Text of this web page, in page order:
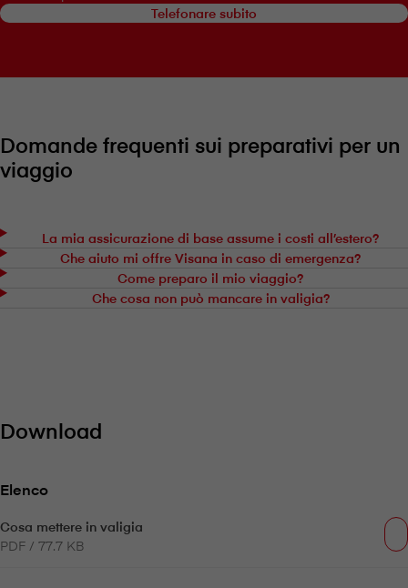
Telefonare subito
Domande frequenti sui preparativi per un
viaggio
La mia assicurazione di base assume i costi all’estero?
Che aiuto mi offre V⁠i⁠s⁠a⁠n⁠a in caso di emergenza?
Come preparo il mio viaggio?
Che cosa non può mancare in valigia?
Download
Elenco
Cosa mettere in valigia
PDF / 77.7 KB